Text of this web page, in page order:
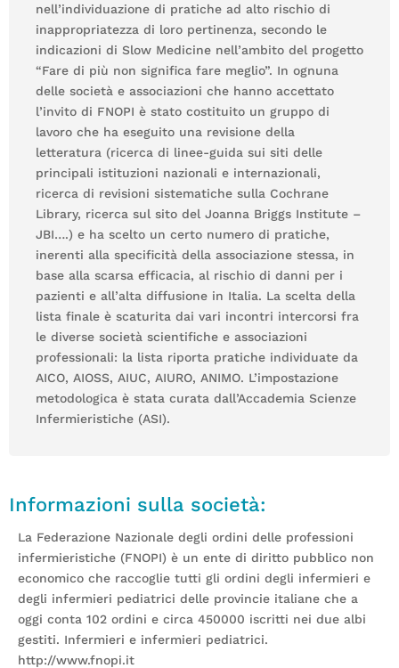
nell’individuazione di pratiche ad alto rischio di
inappropriatezza di loro pertinenza, secondo le
indicazioni di Slow Medicine nell’ambito del progetto
“Fare di più non significa fare meglio”. In ognuna
delle società e associazioni che hanno accettato
l’invito di FNOPI è stato costituito un gruppo di
lavoro che ha eseguito una revisione della
letteratura (ricerca di linee-guida sui siti delle
principali istituzioni nazionali e internazionali,
ricerca di revisioni sistematiche sulla Cochrane
Library, ricerca sul sito del Joanna Briggs Institute –
JBI….) e ha scelto un certo numero di pratiche,
inerenti alla specificità della associazione stessa, in
base alla scarsa efficacia, al rischio di danni per i
pazienti e all’alta diffusione in Italia. La scelta della
lista finale è scaturita dai vari incontri intercorsi fra
le diverse società scientifiche e associazioni
professionali: la lista riporta pratiche individuate da
AICO, AIOSS, AIUC, AIURO, ANIMO. L’impostazione
metodologica è stata curata dall’Accademia Scienze
Infermieristiche (ASI).
Informazioni sulla società:
La Federazione Nazionale degli ordini delle professioni
infermieristiche (FNOPI) è un ente di diritto pubblico non
economico che raccoglie tutti gli ordini degli infermieri e
degli infermieri pediatrici delle provincie italiane che a
oggi conta 102 ordini e circa 450000 iscritti nei due albi
gestiti. Infermieri e infermieri pediatrici.
http://www.fnopi.it